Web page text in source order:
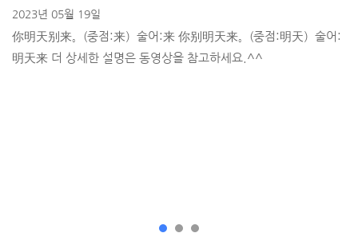
2023년 05월 19일
你明天别来。(중점:来）술어:来 你别明天来。(중점:明天）술어:
明天来 더 상세한 설명은 동영상을 참고하세요.^^